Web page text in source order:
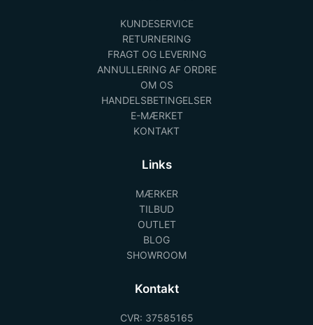
KUNDESERVICE
RETURNERING
FRAGT OG LEVERING
ANNULLERING AF ORDRE
OM OS
HANDELSBETINGELSER
E-MÆRKET
KONTAKT
Links
MÆRKER
TILBUD
OUTLET
BLOG
SHOWROOM
Kontakt
CVR: 37585165